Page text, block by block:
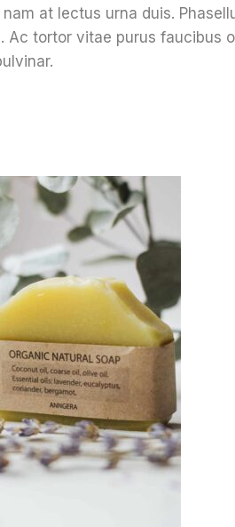
at lectus urna duis.
tortor vitae purus faucibus